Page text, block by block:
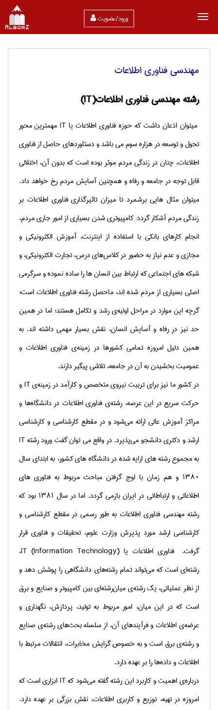
ورود/عضویت
مهندسی فناوری اطلاعات
رشته مهندسی فناوری اطلاعات(IT)
میتوان اذعان داشت که حوزه فناوری اطلاعات یا IT مهمترین محور
تحول و توسعه در هزاره سوم می باشد و دستاوردهای حاصل از فناوری
اطلاعات، چنان در زندگی مردم موثر بوده است كه بدون آن، اختلالی
قابل توجه در جامعه و رفاه و همچنین آسایش مردم رخ خواهد داد.
میتوان مثال هایی برشمرد تا میزان تاثیرگذاری فناوری اطلاعات بر
زندگی مردم آشکار گردد: كامپیوتری شدن بسیاری از امور جاری مردم،
انجام كارهای بانكی با استفاده از اینترنت، آموزش الكترونیكی و
مجازی و عدم نیاز به حضور در كلاس‌های درس، تجارت الكترونیكی، و
شبکه های اجتماعی که ارتباط بین انسان ها را ساده نموده و سرگرمی
اصلی بسیاری از مردم شده اند، ماحصل رشته فناوری اطلاعات است؛
گرچه این موارد در مراحل اولیه‌ی رشد و تكامل هستند؛ اما در همین
حد نیز در رفاه و آسایش انسان، نقش بسیار مهمی داشته اند. به
همین دلیل امروزه تمامی كشورها در زمینه‌ی فناوری اطلاعات و
عمومیت بخشیدن به آن در جامعه، تلاشی پیگیر دارند.
در كشور ما نیز برای تربیت نیروی متخصص و كارآمد در زمینه‌یITو
حركت سریع در این عرصه، رشته‌ی فناوری اطلاعات در دانشگاه‌ها و
مراكز آموزش عالی ارائه می‌شود و در مقطع كارشناسی و كارشناسی
ارشد و دکتری دانشجو می‌پذیرد. در واقع می توان گفت ورود رشتهIT
به مجموع رشته های ارایه شده در دانشگاه های کشور، به ابتدای سال
۱۳۸۰ و هم زمان با اوج گرفتن مباحث مربوط به فناوری های
اطلاعاتی و ارتباطاتی در ایران بازمی گردد. اما در سال ۱۳۸۱ بود که
رشته مهندسی فناوری اطلاعات به طور رسمی در مقطع کارشناسی و
کارشناسی ارشد مورد پذیرش وزارت علوم، تحقیقات و فناوری قرار
گرفت.
فناوری اطلاعات یا (IT (Information Technology،
رشته‌ای است كه می‌تواند تمام رشته‌های دانشگاهی را پوشش دهد و
از نظر عملیاتی، یك رشته‌ی میان‌رشته‌ای بین كامپیوتر و صنایع و برق
است كه در این میان، امور مربوط به تولید، پردازش، نگهداری‌ و
عرضه‌ی اطلاعات و فرآیندهای آن، از سلسله بحث‌های رشته‌ی صنایع
و رشته‌ی برق است و به خصوص گرایش مخابرات، انتقالات مرتبط با
اطلاعات و داده‌ها را بر عهده دارد.
درباره‌ی اهمیت و كاربرد این رشته گفته می‌شود کهITابزاری است كه
امروزه در تهیه، توزیع و كاربری اطلاعات، نقش بزرگی بر عهده دارد.